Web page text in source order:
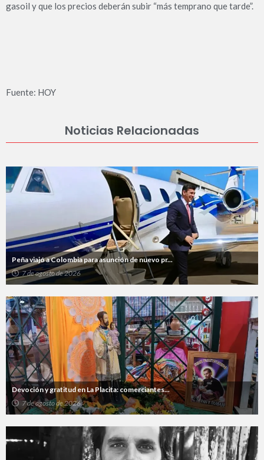
gasoil y que los precios deberán subir “más temprano que tarde”.
Fuente: HOY
Noticias Relacionadas
Peña viajó a Colombia para asunción de nuevo pr...
7 de agosto de 2026
Devoción y gratitud en La Placita: comerciantes...
7 de agosto de 2026